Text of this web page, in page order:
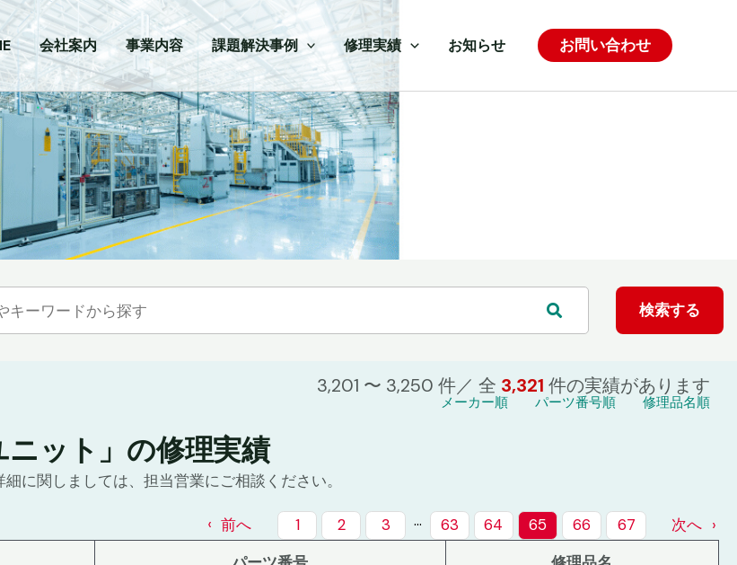
会社案内 事業内容 課題解決事例 修理実績 お知らせ お問い合わせ
3,201 〜 3,250 件／ 全 3,321 件の実績があります
メーカー順 パーツ番号順 修理品名順
ニット」の修理実績
に関しましては、担当営業にご相談ください。
前へ 1 2 3 … 63 64 65 66 67
次へ